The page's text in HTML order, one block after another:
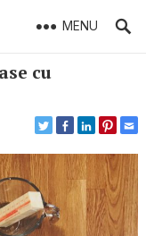
MENU
cu